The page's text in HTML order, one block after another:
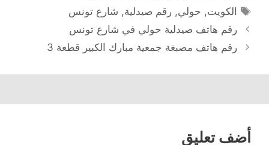
الوسوم
الكويت, حولي,رقم صيدلية, شارع تونس
رقم هاتف صيدلية حولي في شارع تونس
رقم هاتف مصبغة جمعية مبارك الكبير قطعة 3
أضف تعليق